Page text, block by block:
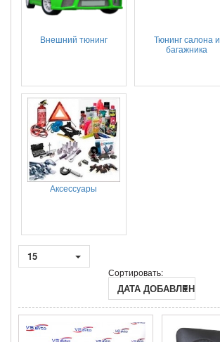
Внешний тюнинг
Тюнинг салона и
багажника
Аксессуары
15
Сортировать:
ДАТА ДОБАВЛЕНИЯ